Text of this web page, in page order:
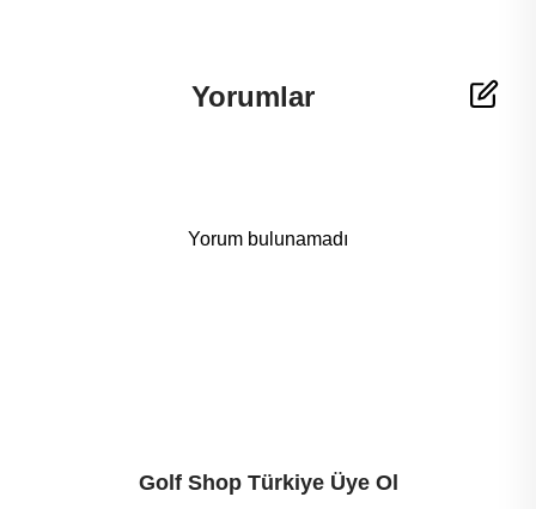
Yorumlar
Yorum bulunamadı
Golf Shop Türkiye Üye Ol